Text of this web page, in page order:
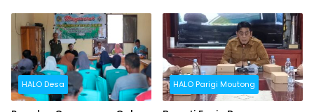
HALO Desa HALO Parigi Moutong